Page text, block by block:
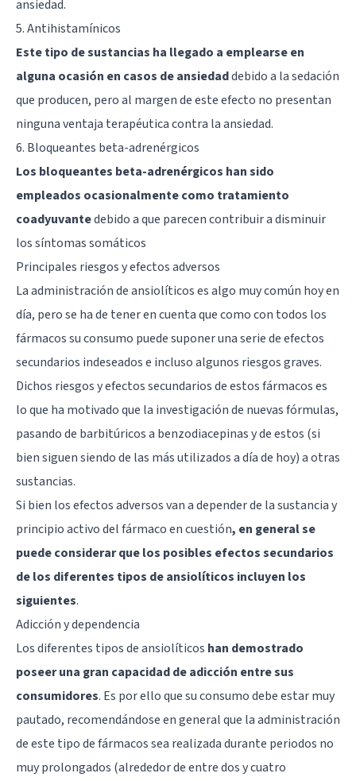
ansiedad.
5. Antihistamínicos
Este tipo de sustancias ha llegado a emplearse en
alguna ocasión en casos de ansiedaddebido a la sedación
que producen, pero al margen de este efecto no presentan
ninguna ventaja terapéutica contra la ansiedad.
6. Bloqueantes beta-adrenérgicos
Los bloqueantes beta-adrenérgicos han sido
empleados ocasionalmente como tratamiento
coadyuvantedebido a que parecen contribuir a disminuir
los síntomas somáticos
Principales riesgos y efectos adversos
La administración de ansiolíticos es algo muy común hoy en
día, pero se ha de tener en cuenta que como con todos los
fármacos su consumo puede suponer una serie de efectos
secundarios indeseados e incluso algunos riesgos graves.
Dichos riesgos y efectos secundarios de estos fármacos es
lo que ha motivado que la investigación de nuevas fórmulas,
pasando de barbitúricos a benzodiacepinas y de estos (si
bien siguen siendo de las más utilizados a día de hoy) a otras
sustancias.
Si bien los efectos adversos van a depender de la sustancia y
principio activo del fármaco en cuestión, en general se
puede considerar que los posibles efectos secundarios
de los diferentes tipos de ansiolíticos incluyen los
siguientes.
Adicción y dependencia
Los diferentes tipos de ansiolíticos han demostrado
poseer una gran capacidad de adicción entre sus
consumidores. Es por ello que su consumo debe estar muy
pautado, recomendándose en general que la administración
de este tipo de fármacos sea realizada durante periodos no
muy prolongados (alrededor de entre dos y cuatro